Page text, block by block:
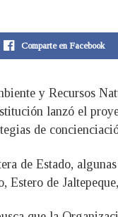
Comparte en Facebook
y Recursos
lanzó el
de
de Estado,
Estero de